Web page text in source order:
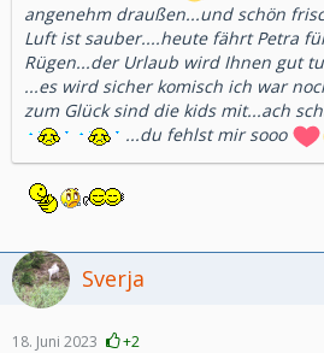
angenehm draußen...und schön
Luft ist sauber....heute fährt Petra
Rügen...der Urlaub wird Ihnen gut
...es wird sicher komisch ich war
zum Glück sind die kids mit...ach
...du fehlst mir sooo
Sverja
18. Juni 2023 +2